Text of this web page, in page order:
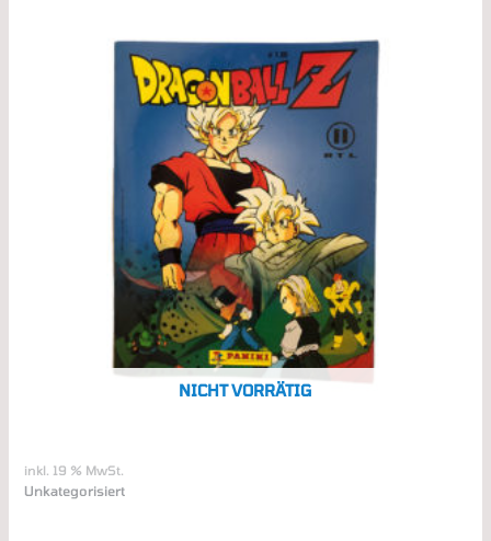
NICHT VORRÄTIG
inkl. 19 % MwSt.
Unkategorisiert